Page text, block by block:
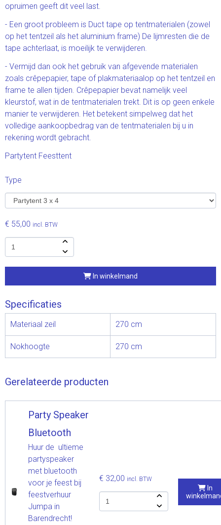
opruimen geeft dit veel last.
- Een groot probleem is Duct tape op tentmaterialen (zowel
op het tentzeil als het aluminium frame) De lijmresten die de
tape achterlaat, is moeilijk te verwijderen.
- Vermijd dan ook het gebruik van afgevende materialen
zoals crêpepapier, tape of plakmateriaalop op het tentzeil en
frame te allen tijden. Crêpepapier bevat namelijk veel
kleurstof, wat in de tentmaterialen trekt. Dit is op geen enkele
manier te verwijderen. Het betekent simpelweg dat het
volledige aankoopbedrag van de tentmaterialen bij u in
rekening wordt gebracht.
Partytent Feesttent
Type
€ 55,00 incl. BTW
In winkelmand
Specificaties
Materiaal zeil 270 cm
Nokhoogte 270 cm
Gerelateerde producten
Party Speaker
Bluetooth
Huur de ultieme
partyspeaker
met bluetooth
voor je feest bij
feestverhuur
Jumpa in
Barendrecht!
€ 32,00 incl. BTW
In